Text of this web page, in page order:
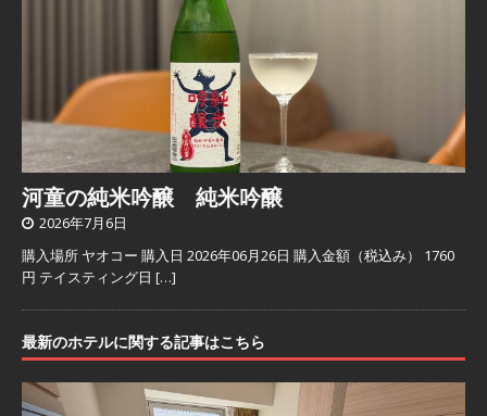
河童の純米吟醸 純米吟醸
2026年7月6日
購入場所 ヤオコー 購入日 2026年06月26日 購入金額（税込み） 1760
円 テイスティング日 […]
最新のホテルに関する記事はこちら